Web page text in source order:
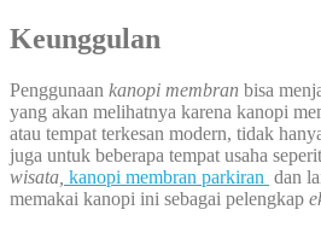
Keunggulan
Penggunaan kanopi membran bisa
yang akan melihatnya karena kanopi
atau tempat terkesan modern, tidak
juga untuk beberapa tempat usaha seperit
wisata, kanopi membran parkiran dan
memakai kanopi ini sebagai pelengkap